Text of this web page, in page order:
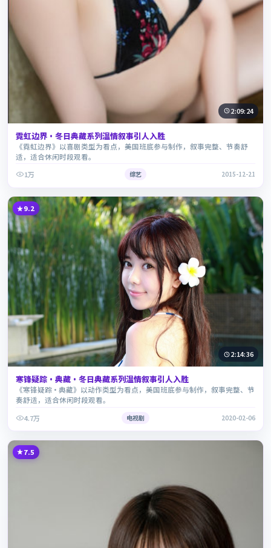
2:09:24
霓虹边界·冬日典藏系列温情叙事引人入胜
《霓虹边界》以喜剧类型为看点，美国班底参与制作，叙事完整、节奏舒
适，适合休闲时段观看。
1万
综艺 2015-12-21
9.2
2:14:36
寒锋疑踪·典藏·冬日典藏系列温情叙事引人入胜
《寒锋疑踪·典藏》以动作类型为看点，美国班底参与制作，叙事完整、节
奏舒适，适合休闲时段观看。
4.7万
电视剧 2020-02-06
7.5